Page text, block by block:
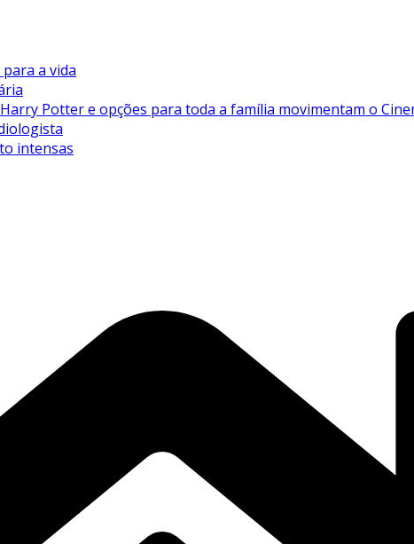
a vida
Potter e opções para toda a família movimentam o
intensas